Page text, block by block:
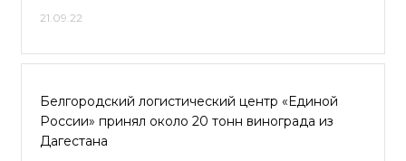
21.09.22
Белгородский логистический центр «Единой
России» принял около 20 тонн винограда из
Дагестана